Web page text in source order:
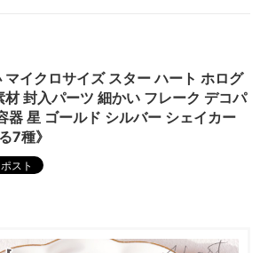
イクロサイズ スター ハート ホログ
材 封入パーツ 細かい フレーク デコパ
器 星 ゴールド シルバー シェイカー
7種》